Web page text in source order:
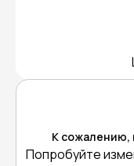
К сожалению,
Попробуйте